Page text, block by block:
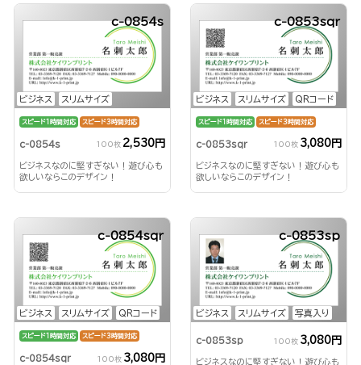
ビジネス スリムサイズ
c-0854s
スピード1時間対応 スピード3時間対応
c-0854s 100枚 2,530円
ビジネスなのに堅すぎない！遊び心も
欲しいならこのデザイン！
ビジネス スリムサイズ QRコード
c-0853sqr
スピード1時間対応 スピード3時間対応
c-0853sqr 100枚 3,080円
ビジネスなのに堅すぎない！遊び心も
欲しいならこのデザイン！
ビジネス スリムサイズ QRコード
c-0854sqr
スピード1時間対応 スピード3時間対応
c-0854sqr 100枚 3,080円
ビジネス スリムサイズ 写真入り
c-0853sp
c-0853sp 100枚 3,080円
ビジネスなのに堅すぎない！遊び心も